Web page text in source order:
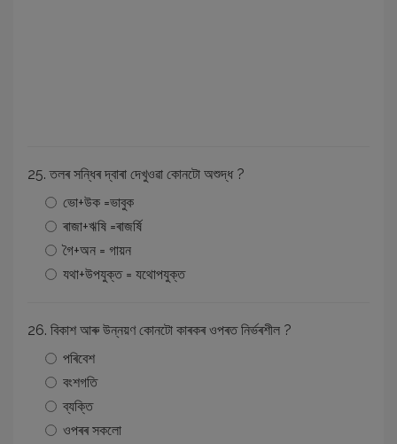
25. তলৰ সন্ধিৰ দ্বাৰা দেখুওৱা কোনটো অশুদ্ধ ?
ভো+উক =ভাবুক
ৰাজা+ঋষি =ৰাজৰ্ষি
গৈ+অন = গায়ন
যথা+উপযুক্ত = যথোপযুক্ত
26. বিকাশ আৰু উন্নয়ণ কোনটো কাৰকৰ ওপৰত নির্ভৰশীল ?
পৰিবেশ
বংশগতি
ব্যক্তি
ওপৰৰ সকলো